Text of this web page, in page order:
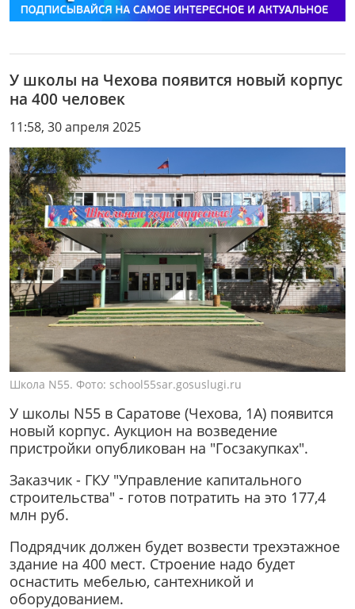
У школы на Чехова появится новый корпус
на 400 человек
11:58, 30 апреля 2025
Школа N55. Фото: school55sar.gosuslugi.ru
У школы N55 в Саратове (Чехова, 1А) появится
новый корпус. Аукцион на возведение
пристройки опубликован на "Госзакупках".
Заказчик - ГКУ "Управление капитального
строительства" - готов потратить на это 177,4
млн руб.
Подрядчик должен будет возвести трехэтажное
здание на 400 мест. Строение надо будет
оснастить мебелью, сантехникой и
оборудованием.